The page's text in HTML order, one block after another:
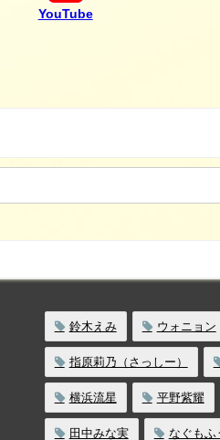
YouTube
鈴木えみ ウォニョン
指原莉乃（さっしー）
横浜流星 平野紫耀
田中みな実 なぐもふ